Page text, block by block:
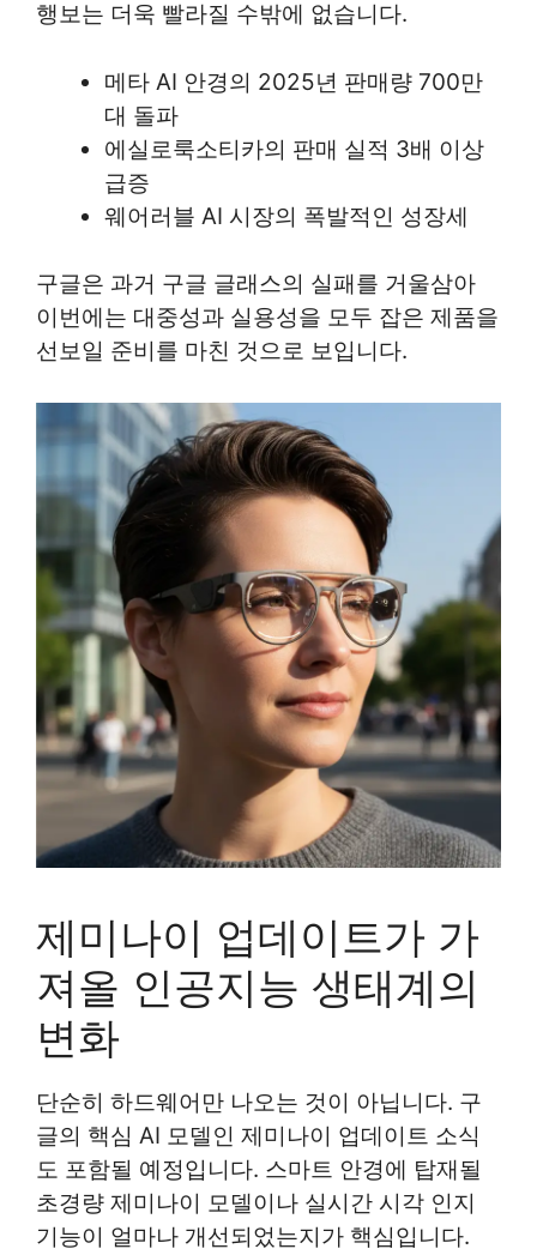
행보는 더욱 빨라질 수밖에 없습니다.
메타 AI 안경의 2025년 판매량 700만
대 돌파
에실로룩소티카의 판매 실적 3배 이상
급증
웨어러블 AI 시장의 폭발적인 성장세
구글은 과거 구글 글래스의 실패를 거울삼아
이번에는 대중성과 실용성을 모두 잡은 제품을
선보일 준비를 마친 것으로 보입니다.
제미나이 업데이트가 가
져올 인공지능 생태계의
변화
단순히 하드웨어만 나오는 것이 아닙니다. 구
글의 핵심 AI 모델인 제미나이 업데이트 소식
도 포함될 예정입니다. 스마트 안경에 탑재될
초경량 제미나이 모델이나 실시간 시각 인지
기능이 얼마나 개선되었는지가 핵심입니다.